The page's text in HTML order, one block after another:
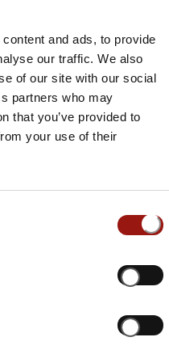
and ads, to provide
our traffic. We also
of our site with our social
partners who may
that you’ve provided to
your use of their